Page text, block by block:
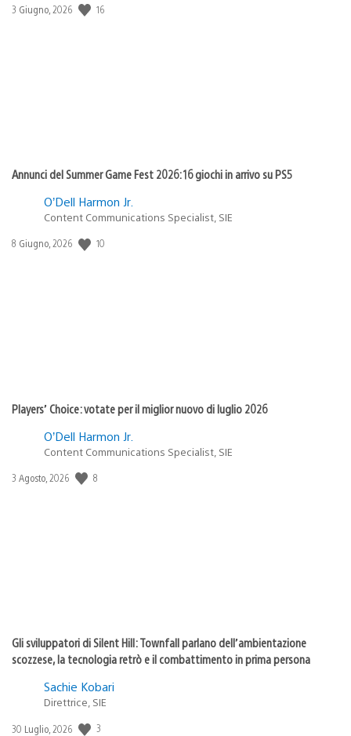
Data
3 Giugno, 2026 16
Annunci del Summer Game Fest 2026: 16 giochi in arrivo su PS5
O’Dell Harmon Jr.
Content Communications Specialist, SIE
Data
8 Giugno, 2026 10
Players’ Choice: votate per il miglior nuovo di luglio 2026
O’Dell Harmon Jr.
Content Communications Specialist, SIE
Data
3 Agosto, 2026 8
Gli sviluppatori di Silent Hill: Townfall parlano dell’ambientazione
scozzese, la tecnologia retrò e il combattimento in prima persona
Sachie Kobari
Direttrice, SIE
Data
30 Luglio, 2026 3